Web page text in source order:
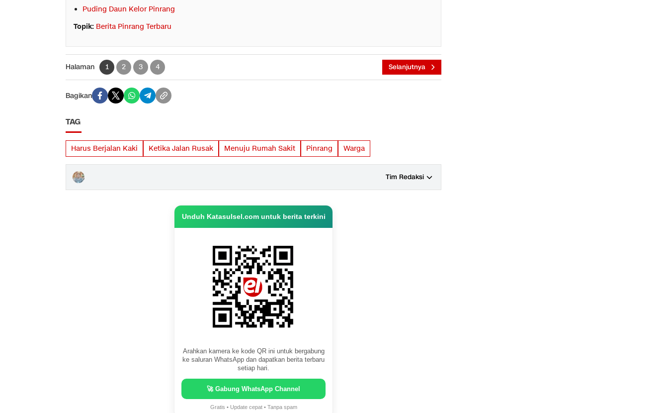
Puding Daun Kelor Pinrang
Topik: Berita Pinrang Terbaru
Halaman 1 2 3 4 Selanjutnya
Bagikan
TAG
Harus Berjalan Kaki Ketika Jalan Rusak Menuju Rumah Sakit Pinrang Warga
Tim Redaksi
Unduh Katasulsel.com untuk berita terkini
Arahkan kamera ke kode QR ini untuk bergabung
ke saluran WhatsApp dan dapatkan berita terbaru
setiap hari.
🚀 Gabung WhatsApp Channel
Gratis • Update cepat • Tanpa spam